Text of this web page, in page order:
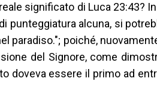
significato di Luca 23:43?
punteggiatura alcuna, si
paradiso."; poiché,
del Signore, come
doveva essere il primo ad